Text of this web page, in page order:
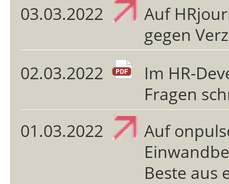
03.03.2022
Auf
gegen
02.03.2022
Im HR-
Fragen
01.03.2022
Auf
Beste aus